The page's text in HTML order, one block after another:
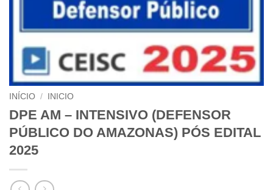
INÍCIO / INICIO
DPE AM – INTENSIVO (DEFENSOR
PÚBLICO DO AMAZONAS) PÓS EDITAL
2025